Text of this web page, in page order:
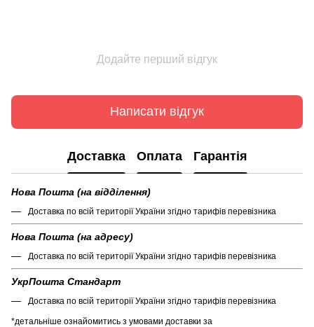
Додайте перший відгук
Написати відгук
Доставка Оплата Гарантія
Нова Пошта (на відділення)
Доставка по всій території України згідно тарифів перевізника
Нова Пошта (на адресу)
Доставка по всій території України згідно тарифів перевізника
УкрПошта Стандарт
Доставка по всій території України згідно тарифів перевізника
*детальніше ознайомитись з умовами доставки за